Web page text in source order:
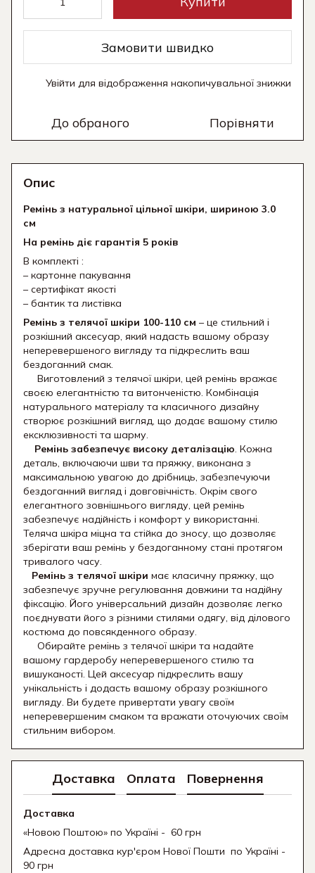
Замовити швидко
Увійти для відображення накопичувальної знижки
До обраного Порівняти
Опис
Ремінь з натуральної цільної шкіри, шириною 3.0
см
На ремінь діє гарантія 5 років
В комплекті :
– картонне пакування
– сертифікат якості
– бантик та листівка
Ремінь з телячої шкіри 100-110 см – це стильний і
розкішний аксесуар, який надасть вашому образу
неперевершеного вигляду та підкреслить ваш
бездоганний смак.
Виготовлений з телячої шкіри, цей ремінь вражає
своєю елегантністю та витонченістю. Комбінація
натурального матеріалу та класичного дизайну
створює розкішний вигляд, що додає вашому стилю
ексклюзивності та шарму.
Ремінь забезпечує високу деталізацію. Кожна
деталь, включаючи шви та пряжку, виконана з
максимальною увагою до дрібниць, забезпечуючи
бездоганний вигляд і довговічність. Окрім свого
елегантного зовнішнього вигляду, цей ремінь
забезпечує надійність і комфорт у використанні.
Теляча шкіра міцна та стійка до зносу, що дозволяє
зберігати ваш ремінь у бездоганному стані протягом
тривалого часу.
Ремінь з телячої шкіри має класичну пряжку, що
забезпечує зручне регулювання довжини та надійну
фіксацію. Його універсальний дизайн дозволяє легко
поєднувати його з різними стилями одягу, від ділового
костюма до повсякденного образу.
Обирайте ремінь з телячої шкіри та надайте
вашому гардеробу неперевершеного стилю та
вишуканості. Цей аксесуар підкреслить вашу
унікальність і додасть вашому образу розкішного
вигляду. Ви будете привертати увагу своїм
неперевершеним смаком та вражати оточуючих своїм
стильним вибором.
Доставка Оплата Повернення
Доставка
«Новою Поштою» по Україні - 60 грн
Адресна доставка кур'єром Нової Пошти по Україні -
90 грн